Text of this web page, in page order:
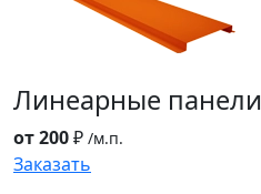
Линеарные панели
от 200₽ /м.п.
Заказать